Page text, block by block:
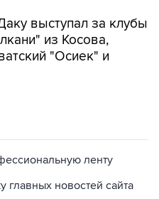
выступал за клубы
из Косова,
"Осиек" и
ленту
главных новостей сайта